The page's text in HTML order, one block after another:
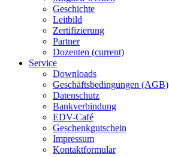
Geschichte
Leitbild
Zertifizierung
Partner
Dozenten (current)
Service
Downloads
Geschäftsbedingungen (AGB)
Datenschutz
Bankverbindung
EDV-Café
Geschenkgutschein
Impressum
Kontaktformular